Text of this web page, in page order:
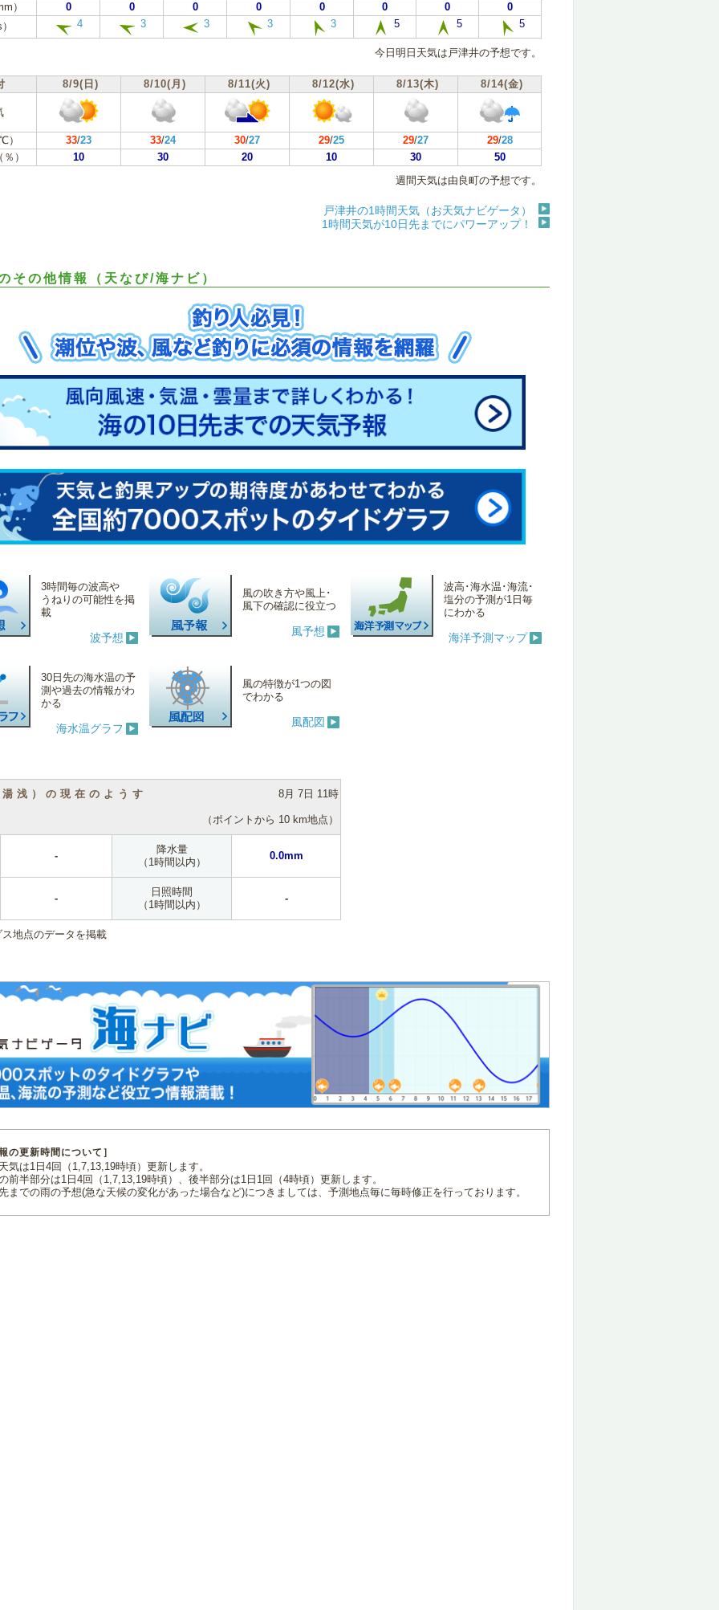
）
0 0 0 0 0 0 0
0
4 3 3 3 3 5 5 5
今日明日天気は戸津井の予想です。
8/9(日) 8/10(月) 8/11(火) 8/12(水) 8/13(木) 8/14(金)
33/23 33/24 30/27 29/25 29/27 29/28
）
10 30 20 10 30
50
週間天気は由良町の予想です。
戸津井の1時間天気（お天気ナビゲータ）
1時間天気が10日先までにパワーアップ！
その他情報（天なび/海ナビ）
3時間毎の波高や
うねりの可能性を掲
載
波予想
風の吹き方や風上･
風下の確認に役立つ
風予想
波高･海水温･海流･
塩分の予測が1日毎
にわかる
海洋予測マップ
30日先の海水温の予
測や過去の情報がわ
かる
海水温グラフ
風の特徴が1つの図
でわかる
風配図
浅）の現在のようす 8月 7日 11時
（ポイントから 10 km地点）
-
降水量
（1時間以内）
0.0mm
-
日照時間
（1時間以内）
-
地点のデータを掲載
の更新時間について］
気は1日4回（1,7,13,19時頃）更新します。
前半部分は1日4回（1,7,13,19時頃）、後半部分は1日1回（4時頃）更新します。
までの雨の予想(急な天候の変化があった場合など)につきましては、予測地点毎に毎時修正を行っております。